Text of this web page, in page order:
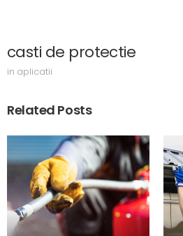
casti de protectie
in aplicatii
Related Posts